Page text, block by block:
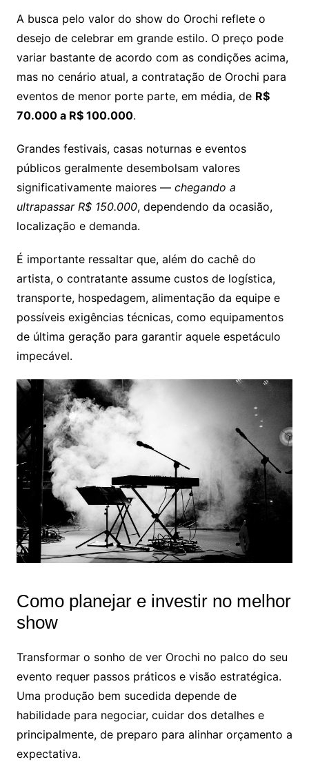
A busca pelo valor do show do Orochi reflete o
desejo de celebrar em grande estilo. O preço pode
variar bastante de acordo com as condições acima,
mas no cenário atual, a contratação de Orochi para
eventos de menor porte parte, em média, de R$
70.000 a R$ 100.000.
Grandes festivais, casas noturnas e eventos
públicos geralmente desembolsam valores
significativamente maiores — chegando a
ultrapassar R$ 150.000, dependendo da ocasião,
localização e demanda.
É importante ressaltar que, além do cachê do
artista, o contratante assume custos de logística,
transporte, hospedagem, alimentação da equipe e
possíveis exigências técnicas, como equipamentos
de última geração para garantir aquele espetáculo
impecável.
Como planejar e investir no melhor
show
Transformar o sonho de ver Orochi no palco do seu
evento requer passos práticos e visão estratégica.
Uma produção bem sucedida depende de
habilidade para negociar, cuidar dos detalhes e
principalmente, de preparo para alinhar orçamento a
expectativa.